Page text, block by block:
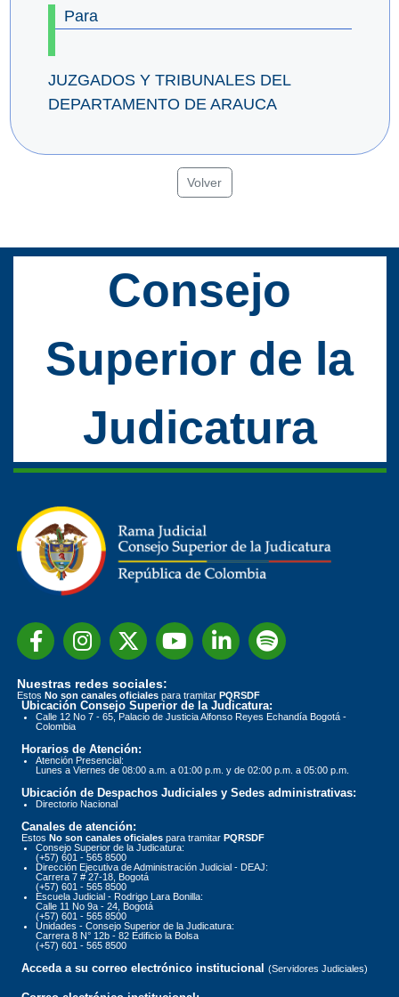
Para
JUZGADOS Y TRIBUNALES DEL
DEPARTAMENTO DE ARAUCA
Volver
Consejo
Superior de la
Judicatura
Nuestras redes sociales:
Estos No son canales oficiales para tramitar PQRSDF
Ubicación Consejo Superior de la Judicatura:
Calle 12 No 7 - 65, Palacio de Justicia Alfonso Reyes Echandía Bogotá -
Colombia
Horarios de Atención:
Atención Presencial:
Lunes a Viernes de 08:00 a.m. a 01:00 p.m. y de 02:00 p.m. a 05:00 p.m.
Ubicación de Despachos Judiciales y Sedes administrativas:
Directorio Nacional
Canales de atención:
Estos No son canales oficiales para tramitar PQRSDF
Consejo Superior de la Judicatura:
(+57) 601 - 565 8500
Dirección Ejecutiva de Administración Judicial - DEAJ:
Carrera 7 # 27-18, Bogotá
(+57) 601 - 565 8500
Escuela Judicial - Rodrigo Lara Bonilla:
Calle 11 No 9a - 24, Bogotá
(+57) 601 - 565 8500
Unidades - Consejo Superior de la Judicatura:
Carrera 8 N° 12b - 82 Edificio la Bolsa
(+57) 601 - 565 8500
Acceda a su correo electrónico institucional (Servidores Judiciales)